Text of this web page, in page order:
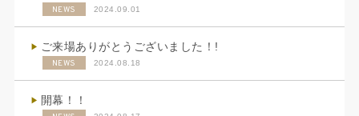
NEWS 2024.09.01
ご来場ありがとうございました！!
NEWS 2024.08.18
開幕！！